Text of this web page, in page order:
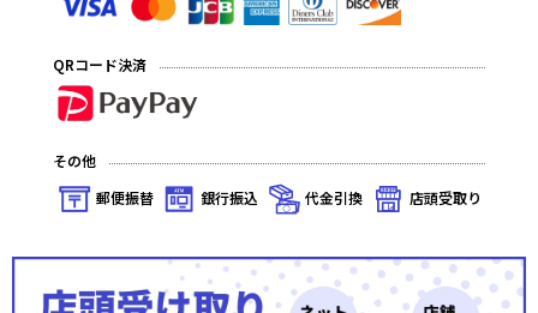
QRコード決済
その他
郵便振替
銀行振込 代金引換 店頭受取り